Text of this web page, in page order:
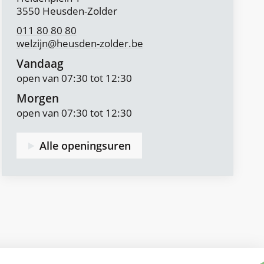
,3550 Heusden-Zolder
011 80 80 80
welzijn@heusden-zolder.be
Vandaag
open van 07:30 tot 12:30
Morgen
open van 07:30 tot 12:30
Alle openingsuren